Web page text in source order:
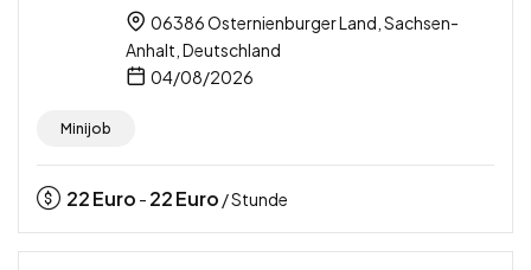
06386 Osternienburger Land, Sachsen-
Anhalt, Deutschland
04/08/2026
Minijob
22Euro - 22Euro / Stunde